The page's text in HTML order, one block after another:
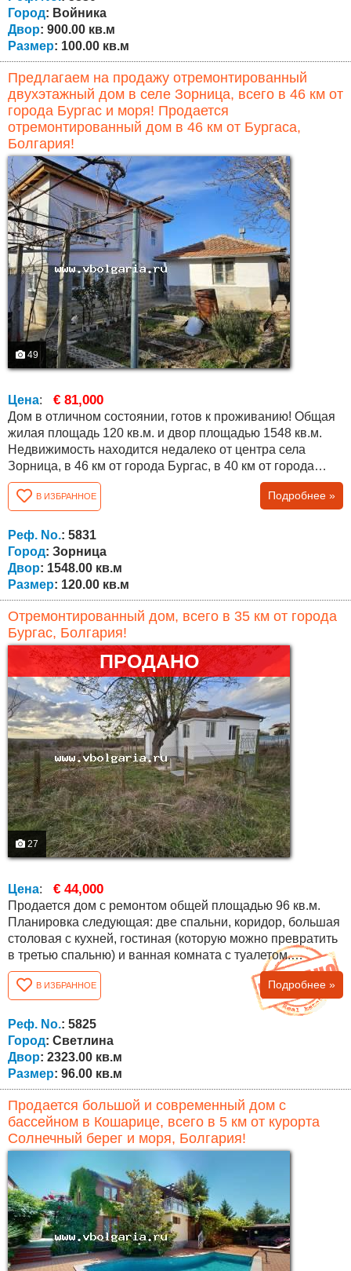
Двор ровный площадью 900 кв.м., а общая...
Город: Войника
Двор: 900.00 кв.м
Размер: 100.00 кв.м
Предлагаем на продажу отремонтированный
двухэтажный дом в селе Зорница, всего в 46 км от
города Бургас и моря! Продается
отремонтированный дом в 46 км от Бургаса,
Болгария!
49
Цена: € 81,000
Дом в отличном состоянии, готов к проживанию! Общая
жилая площадь 120 кв.м. и двор площадью 1548 кв.м.
Недвижимость находится недалеко от центра села
Зорница, в 46 км от города Бургас, в 40 км от города
Ямбол и в 22 км от города Средец! Распределение: -
Первый этаж состоит из: прихожей, гостиной, кухни,
спальни и ванной комнаты с туалетом. - Второй этаж
состоит из: коридора, двух спален, ванной комнаты с
В ИЗБРАННОЕ Подробнее »
Реф. No.: 5831
Город: Зорница
Двор: 1548.00 кв.м
Размер: 120.00 кв.м
Отремонтированный дом, всего в 35 км от города
Бургас, Болгария!
ПРОДАНО
27
Цена: € 44,000
Продается дом с ремонтом общей площадью 96 кв.м.
Планировка следующая: две спальни, коридор, большая
столовая с кухней, гостиная (которую можно превратить
в третью спальню) и ванная комната с туалетом.
Площадь двора составляет 2323 кв.м. двор ровный без
спусков, прямоугольной формы. Из двора открывается
великолепный вид на деревню и близлежащие холмы!
Дом находится в отличном состоянии, нуждается лишь в
небольшом обновлении....
В ИЗБРАННОЕ Подробнее »
Реф. No.: 5825
Город: Светлина
Двор: 2323.00 кв.м
Размер: 96.00 кв.м
Продается большой и современный дом с
бассейном в Кошарице, всего в 5 км от курорта
Солнечный берег и моря, Болгария!